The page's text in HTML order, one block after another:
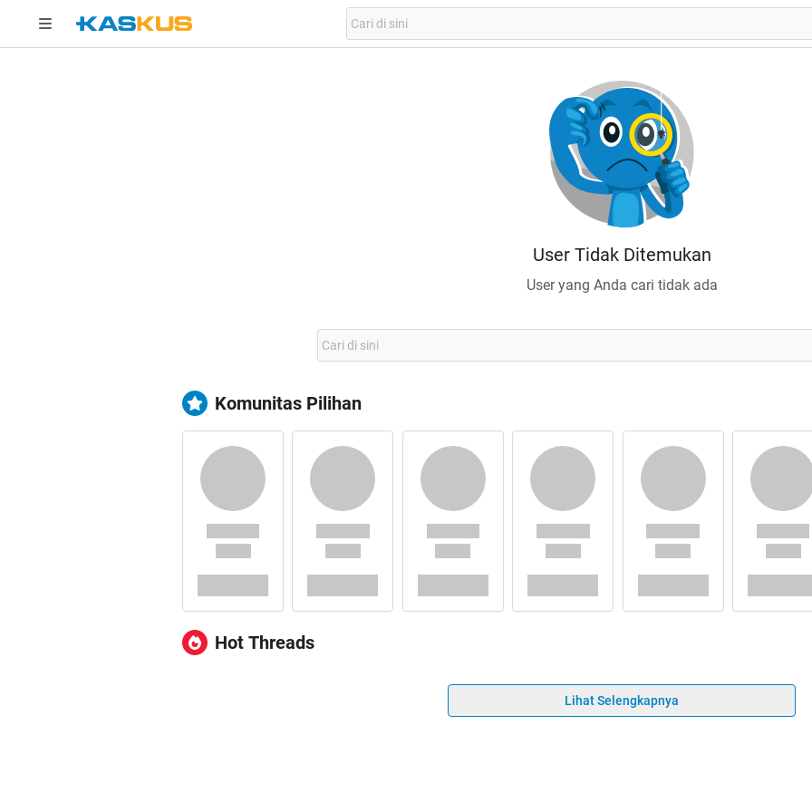
User Tidak Ditemukan
User yang Anda cari tidak ada
Komunitas Pilihan
Hot Threads
Lihat Selengkapnya